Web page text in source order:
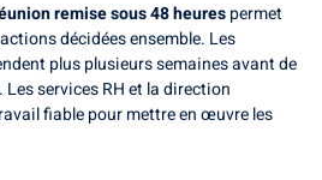
remise sous 48 heurespermet
décidées ensemble. Les
plus plusieurs semaines avant de
services RH et la direction
fiable pour mettre en œuvre les